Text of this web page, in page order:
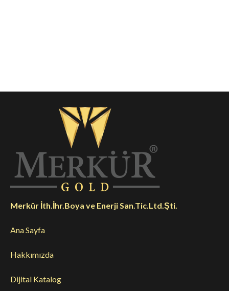
Merkür İth.İhr.Boya ve Enerji San.Tic.Ltd.Şti.
Ana Sayfa
Hakkımızda
Dijital Katalog